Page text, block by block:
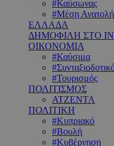
#Καύσωνας
#Μέση Ανατολή
ΕΛΛΑΔΑ
ΔΗΜΟΦΙΛΗ ΣΤΟ
ΟΙΚΟΝΟΜΙΑ
#Καύσιμα
#Τουρισμός
ΠΟΛΙΤΙΣΜΟΣ
ΑΤΖΕΝΤΑ
ΠΟΛΙΤΙΚΗ
#Κυπριακό
#Βουλή
#Κυβέρνηση